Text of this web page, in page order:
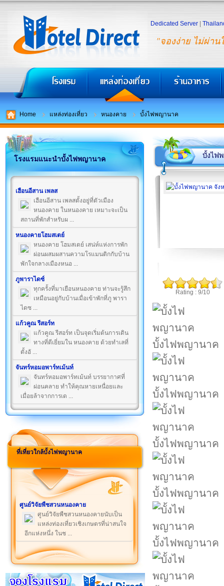
"จองง่าย ไม่ผ่าน
Dedicated Server
Home แหล่งท่องเที่ยว หนองคาย บั้งไฟพญานาค
โรงแรมแนะนำบั้งไฟพญานาค
เฮือนอีสาน เพลส
เฮือนอีสาน เพลสตั้งอยู่ที่ตัวเมือง
หนองคาย ในหนองคาย เหมาะจะเป็น
สถานที่พักสำหรับผ ...
หนองคายโฮมสเตย์
หนองคาย โฮมสเตย์ เสน่ห์แห่งการพัก
ผ่อนผสมผสานความโรแมนติกกับบ้าน
พักใจกลางเมืองหนอ ...
ภูพาราไดซ์
ทุกครั้งที่มาเยือนหนองคาย ท่านจะรู้สึก
เหมือนอยู่กับบ้านเมื่อเข้าพักที่ภู พารา
ไดซ ...
แก้วคูณ รีสอร์ท
แก้วคูณ รีสอร์ท เป็นจุดเริ่มต้นการเดิน
ทางที่ดีเยี่ยมใน หนองคาย ด้วยทำเลที่
ตั้งอั ...
จันทร์หอมอพาร์ทเม้นท์
จันทร์หอมอพาร์ทเม้นท์ บรรยากาศที่
ผ่อนคลาย ทำให้คุณหายเหนื่อยและ
เมื่อยล้าจากการเด ...
ที่เที่ยวใกล้บั้งไฟพญานาค
ศูนย์วิจัยพืชสวนหนองคาย
ศูนย์วิจัยพืชสวนหนองคายนับเป็น
แหล่งท่องเที่ยวเชิงเกษตรที่น่าสนใจ
อีกแห่งหนึ่ง ในช ...
บั้งไฟ
Rating : 9/10
บั้งไฟพญานาค
บั้งไฟพญานาค
บั้งไฟพญานาค
บั้งไฟพญานาค
บั้งไฟพญานาค